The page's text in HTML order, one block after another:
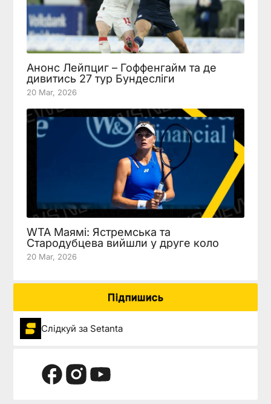
Анонс Лейпциг – Гоффенгайм та де
дивитись 27 тур Бундесліги
20 Mar, 2026
WTA Маямі: Ястремська та
Стародубцева вийшли у друге коло
20 Mar, 2026
Підпишись
Слідкуй за Setanta